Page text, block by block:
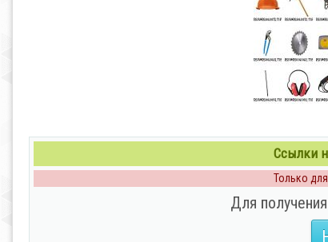
Ссылки
Только
Для